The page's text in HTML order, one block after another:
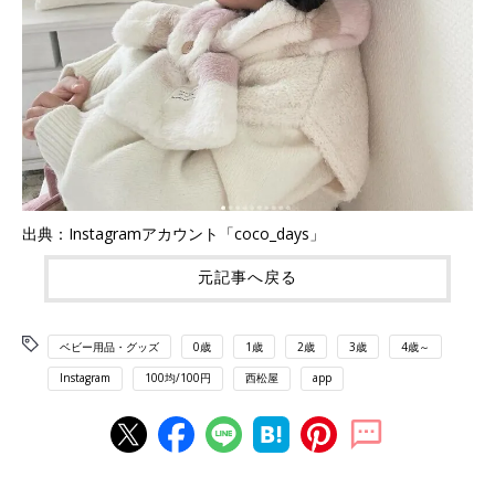
出典：Instagramアカウント「coco_days」
元記事へ戻る
ベビー用品・グッズ 0歳 1歳 2歳 3歳 4歳～
Instagram 100均/100円 西松屋 app